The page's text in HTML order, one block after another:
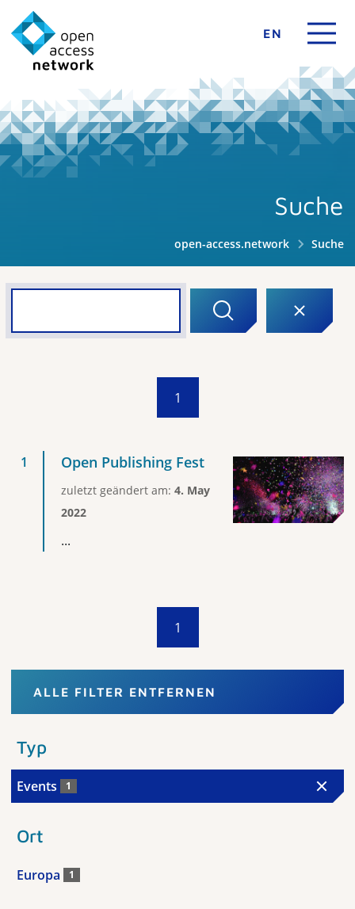
EN
Suche
open-access.network Suche
1
Open Publishing Fest
zuletzt geändert am: 4. May
2022
...
1
ALLE FILTER ENTFERNEN
Typ
Events 1
Ort
Europa 1